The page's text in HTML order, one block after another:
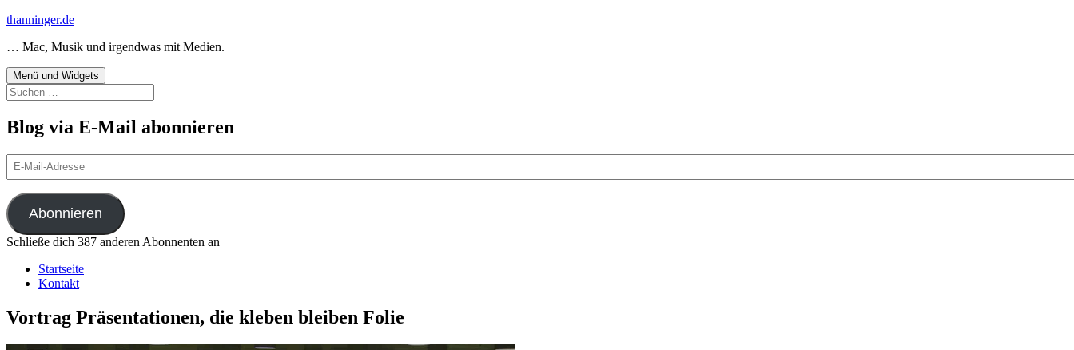
Zum
springen
thanninger.de
… Mac, Musik und irgendwas mit Medien.
Menü und Widgets
Suchen
nach:
Blog via E-Mail abonnieren
E-
Mail-
Abonnieren
Schließe dich 387 anderen Abonnenten an
Startseite
Kontakt
Vortrag Präsentationen, die kleben bleiben Folie